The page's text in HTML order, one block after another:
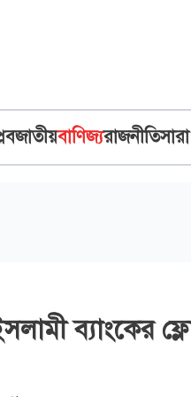
জাতীয়বাণিজ্যরাজনীতি
ব্যাংকের